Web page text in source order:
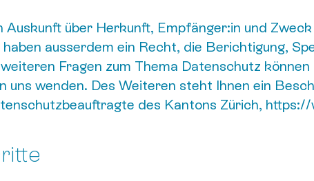
über Herkunft, Empfänger:in und
ausserdem ein Recht, die Berichtigung,
Fragen zum Thema Datenschutz
uns wenden. Des Weiteren steht Ihnen ein
des Kantons Zürich,